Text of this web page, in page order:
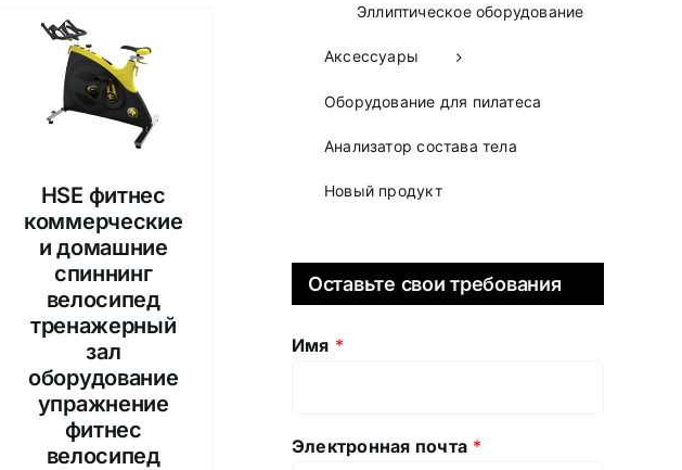
HSE фитнес
коммерческие
и домашние
спиннинг
велосипед
тренажерный
зал
оборудование
упражнение
фитнес
велосипед
Эллиптическое оборудование
Аксессуары
Оборудование для пилатеса
Анализатор состава тела
Новый продукт
Оставьте свои требования
Имя *
Электронная почта *